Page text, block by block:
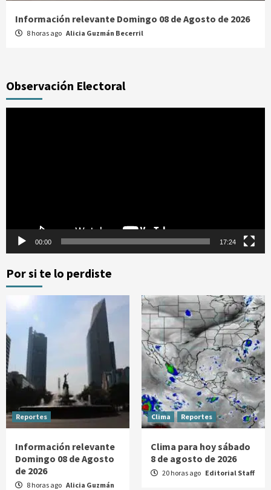
Información relevante Domingo 08 de Agosto de 2026
8 horas ago Alicia Guzmán Becerril
Observación Electoral
00:00 17:24
Por si te lo perdiste
Reportes
Información relevante
Domingo 08 de Agosto
de 2026
8 horas ago Alicia Guzmán
Clima Reportes
Clima para hoy sábado
8 de agosto de 2026
20 horas ago Editorial Staff